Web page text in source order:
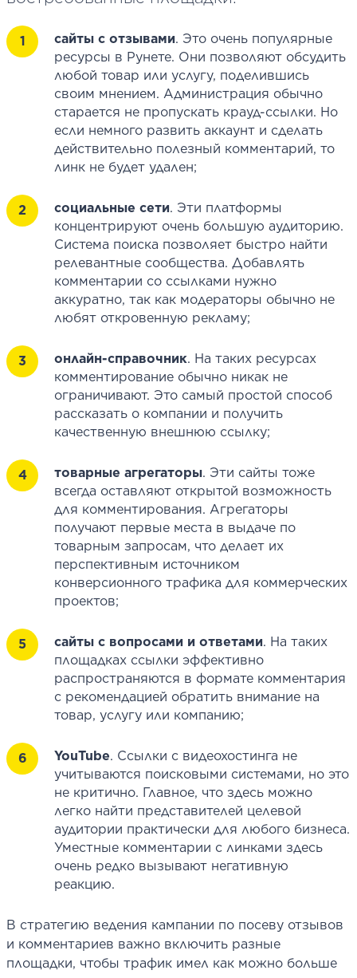
сайты с отзывами. Это очень популярные
ресурсы в Рунете. Они позволяют обсудить
любой товар или услугу, поделившись
своим мнением. Администрация обычно
старается не пропускать крауд-ссылки. Но
если немного развить аккаунт и сделать
действительно полезный комментарий, то
линк не будет удален;
социальные сети. Эти платформы
концентрируют очень большую аудиторию.
Система поиска позволяет быстро найти
релевантные сообщества. Добавлять
комментарии со ссылками нужно
аккуратно, так как модераторы обычно не
любят откровенную рекламу;
онлайн-справочник. На таких ресурсах
комментирование обычно никак не
ограничивают. Это самый простой способ
рассказать о компании и получить
качественную внешнюю ссылку;
товарные агрегаторы. Эти сайты тоже
всегда оставляют открытой возможность
для комментирования. Агрегаторы
получают первые места в выдаче по
товарным запросам, что делает их
перспективным источником
конверсионного трафика для коммерческих
проектов;
сайты с вопросами и ответами. На таких
площадках ссылки эффективно
распространяются в формате комментария
с рекомендацией обратить внимание на
товар, услугу или компанию;
YouTube. Ссылки с видеохостинга не
учитываются поисковыми системами, но это
не критично. Главное, что здесь можно
легко найти представителей целевой
аудитории практически для любого бизнеса.
Уместные комментарии с линками здесь
очень редко вызывают негативную
реакцию.
В стратегию ведения кампании по посеву отзывов
и комментариев важно включить разные
площадки, чтобы трафик имел как можно больше